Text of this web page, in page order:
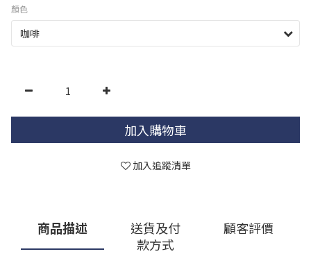
顏色
加入購物車
加入追蹤清單
商品描述
送貨及付
款方式
顧客評價